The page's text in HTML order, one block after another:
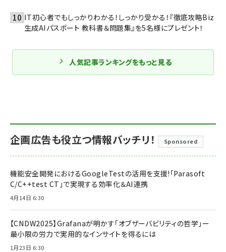
IT初心者でもしっかりわかる！しっかり受かる！『徹底攻略Biz
生成AIパスポート 教科書＆問題集』を5名様にプレゼント！
人気記事ランキングをもっと見る
企画広告も役立つ情報バッチリ！ Sponsored
機能安全開発におけるGoogleTestの活用を支援!「Parasoft
C/C++test CT」で実現する効率化＆AI連携
4月14日 6:30
【CNDW2025】Grafanaが明かす「オブザーバビリティの哲学」ー
最小限の労力で実用的なインサイトを得るには
1月23日 6:30